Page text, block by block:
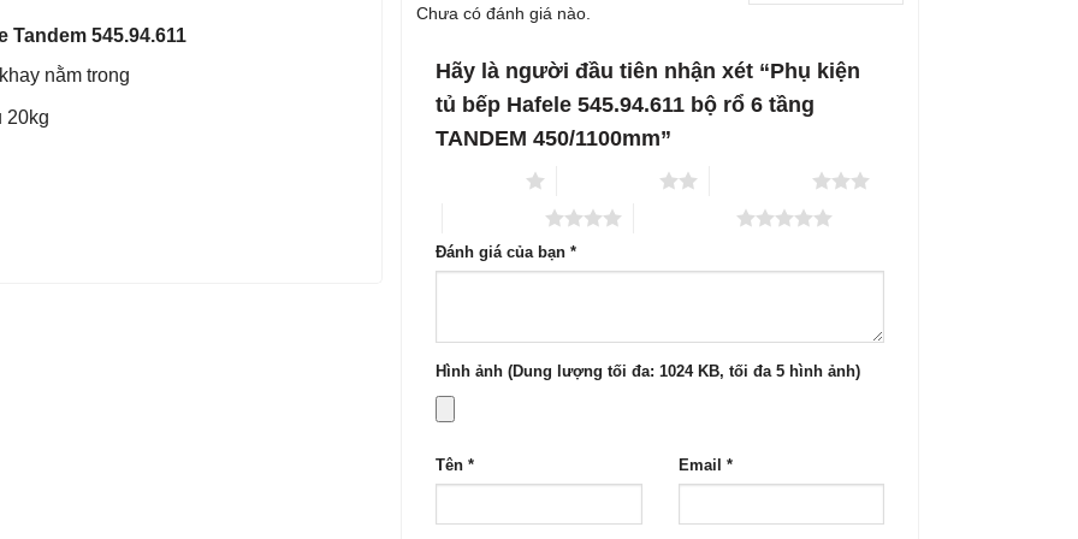
545.94.611
nằm trong
20kg
hạng
2 5
xếp
5
Chưa có đánh giá nào.
Hãy là người đầu tiên nhận xét “Phụ kiện
tủ bếp Hafele 545.94.611 bộ rổ 6 tầng
TANDEM 450/1100mm”
Đánh giá của bạn*
Hình ảnh (Dung lượng tối đa: 1024 KB, tối đa 5 hình ảnh)
Tên* Email *